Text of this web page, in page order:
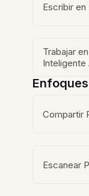
Escribir en
Trabajar
Inteligente
Compartir
Escanear